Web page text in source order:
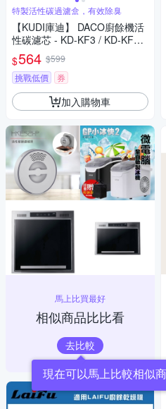
特製活性碳過濾盒，有效除臭
【KUDI庫迪】 DACO廚餘機活
性碳濾芯 - KD-KF3 / KD-KF4
專用
$564 $599
挑戰低價
券
加入購物車
馬上比買最好
相似商品比比看
去比較